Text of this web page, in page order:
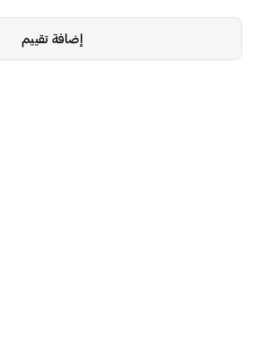
إضافة تقييم